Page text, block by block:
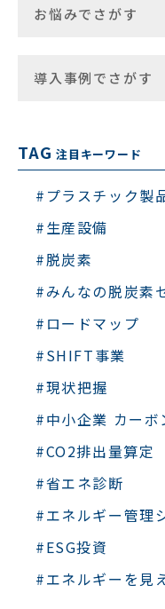
お悩みでさがす
導入事例でさがす
TAG 注目キーワード
#プラスチック製
#生産設備
#脱炭素
#みんなの脱炭素
#ロードマップ
#SHIFT事業
#現状把握
#中小企業 カーボ
#CO2排出量算定
#省エネ診断
#エネルギー管理
#ESG投資
#エネルギーを見